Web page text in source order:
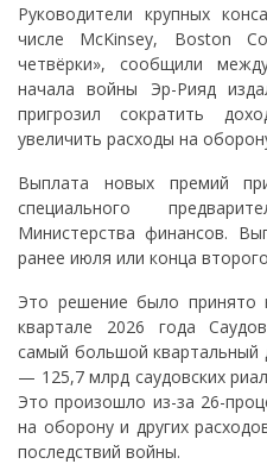
Руководители крупных
числе McKinsey, Boston
четвёрки», сообщили
начала войны Эр-Рияд
пригрозил сократить
увеличить расходы на
Выплата новых премий
специального
Министерства финансов.
ранее июля или конца
Это решение было
квартале 2026 года
самый большой
— 125,7 млрд саудовских
Это произошло из-за 26-
на оборону и других
последствий войны.